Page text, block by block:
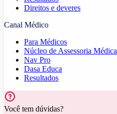
Direitos e deveres
Canal Médico
Para Médicos
Núcleo de Assessoria Médica
Nav Pro
Dasa Educa
Resultados
Você tem dúvidas?